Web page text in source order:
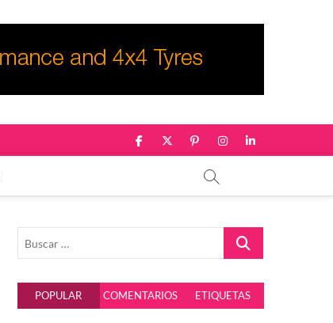
facebook
twitter
pinterest
instagram
linkedin
Buscar
POPULAR COMENTARIOS ETIQUETAS